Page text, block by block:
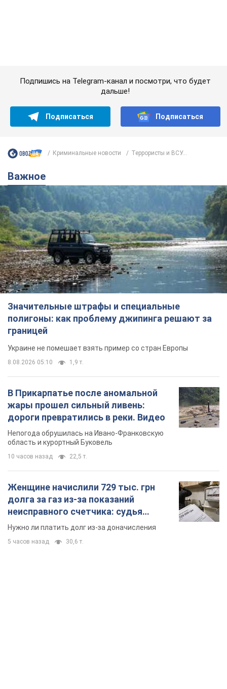
Значительные штрафы и специальные
полигоны: как проблему джипинга решают за
границей
Украине не помешает взять пример со стран Европы
8.08.2026 05:10 1,9 т.
В Прикарпатье после аномальной
жары прошел сильный ливень:
дороги превратились в реки. Видео
Непогода обрушилась на Ивано-Франковскую
область и курортный Буковель
10 часов назад 22,5 т.
долга за газ из-за показаний
неисправного счетчика: судья
вынес неожиданное решение
Нужно ли платить долг из-за доначисления
5 часов назад 30,6 т.